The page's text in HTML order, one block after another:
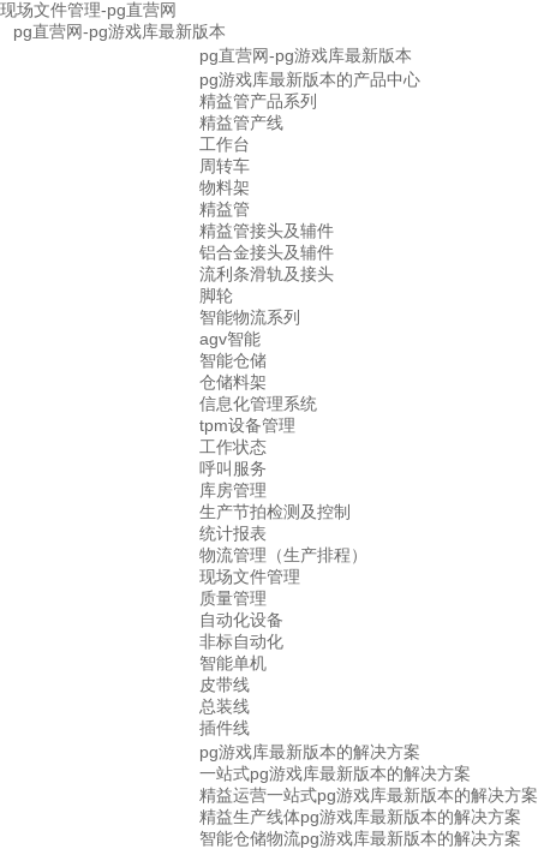
现场文件管理-pg直营网
pg直营网-pg游戏库最新版本
pg直营网-pg游戏库最新版本
pg游戏库最新版本的产品中心
精益管产品系列
精益管产线
工作台
周转车
物料架
精益管
精益管接头及辅件
铝合金接头及辅件
流利条滑轨及接头
脚轮
智能物流系列
agv智能
智能仓储
仓储料架
信息化管理系统
tpm设备管理
工作状态
呼叫服务
库房管理
生产节拍检测及控制
统计报表
物流管理（生产排程）
现场文件管理
质量管理
自动化设备
非标自动化
智能单机
皮带线
总装线
插件线
pg游戏库最新版本的解决方案
一站式pg游戏库最新版本的解决方案
精益运营一站式pg游戏库最新版本的解决方案
精益生产线体pg游戏库最新版本的解决方案
智能仓储物流pg游戏库最新版本的解决方案